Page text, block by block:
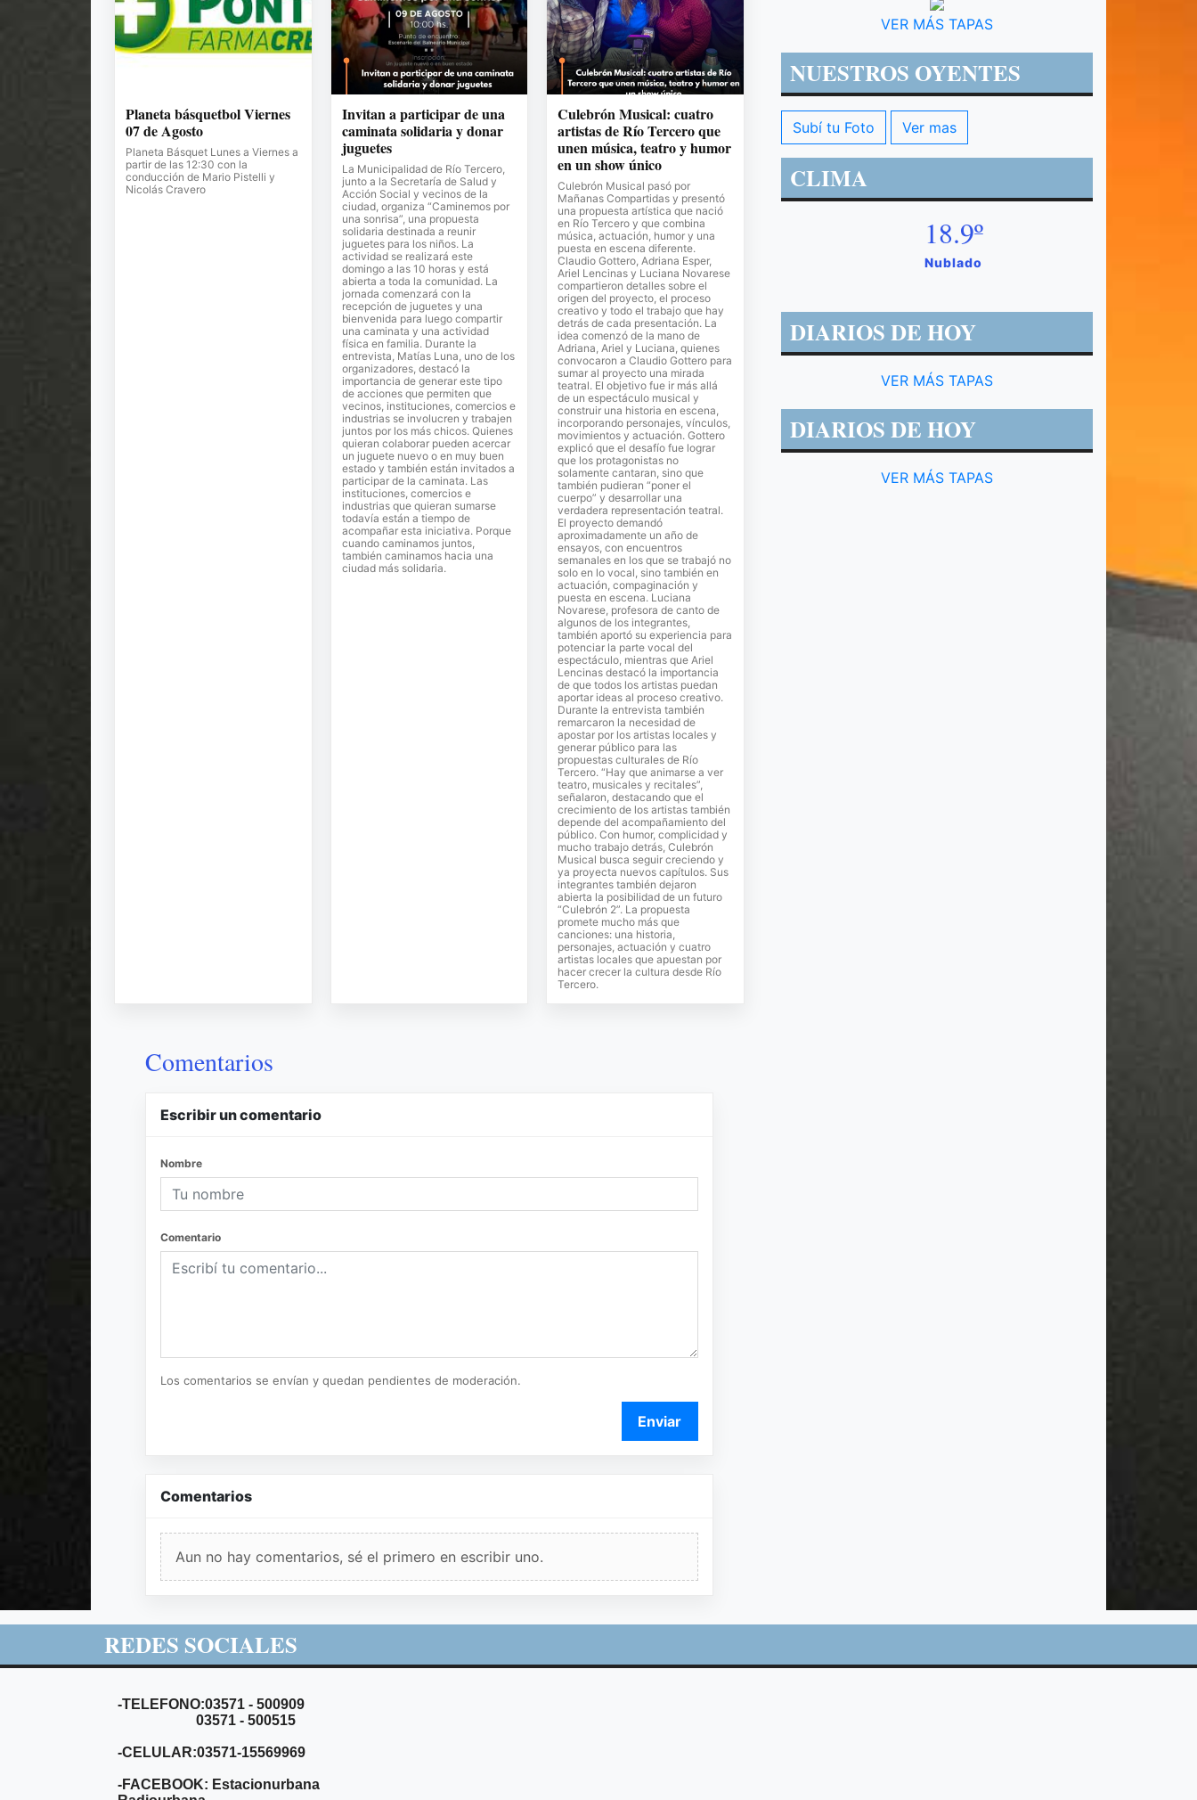
Planeta básquetbol Viernes
07 de Agosto
Planeta Básquet Lunes a Viernes a
partir de las 12:30 con la
conducción de Mario Pistelli y
Nicolás Cravero
Invitan a participar de una
caminata solidaria y donar
juguetes
La Municipalidad de Río Tercero,
junto a la Secretaría de Salud y
Acción Social y vecinos de la
ciudad, organiza “Caminemos por
una sonrisa”, una propuesta
solidaria destinada a reunir
juguetes para los niños. La
actividad se realizará este
domingo a las 10 horas y está
abierta a toda la comunidad. La
jornada comenzará con la
recepción de juguetes y una
bienvenida para luego compartir
una caminata y una actividad
física en familia. Durante la
entrevista, Matías Luna, uno de los
organizadores, destacó la
importancia de generar este tipo
de acciones que permiten que
vecinos, instituciones, comercios e
industrias se involucren y trabajen
juntos por los más chicos. Quienes
quieran colaborar pueden acercar
un juguete nuevo o en muy buen
estado y también están invitados a
participar de la caminata. Las
instituciones, comercios e
industrias que quieran sumarse
todavía están a tiempo de
acompañar esta iniciativa. Porque
cuando caminamos juntos,
también caminamos hacia una
ciudad más solidaria.
Culebrón Musical: cuatro
artistas de Río Tercero que
unen música, teatro y humor
en un show único
Culebrón Musical pasó por
Mañanas Compartidas y presentó
una propuesta artística que nació
en Río Tercero y que combina
música, actuación, humor y una
puesta en escena diferente.
Claudio Gottero, Adriana Esper,
Ariel Lencinas y Luciana Novarese
compartieron detalles sobre el
origen del proyecto, el proceso
creativo y todo el trabajo que hay
detrás de cada presentación. La
idea comenzó de la mano de
Adriana, Ariel y Luciana, quienes
convocaron a Claudio Gottero para
sumar al proyecto una mirada
teatral. El objetivo fue ir más allá
de un espectáculo musical y
construir una historia en escena,
incorporando personajes, vínculos,
movimientos y actuación. Gottero
explicó que el desafío fue lograr
que los protagonistas no
solamente cantaran, sino que
también pudieran “poner el
cuerpo” y desarrollar una
verdadera representación teatral.
El proyecto demandó
aproximadamente un año de
ensayos, con encuentros
semanales en los que se trabajó no
solo en lo vocal, sino también en
actuación, compaginación y
puesta en escena. Luciana
Novarese, profesora de canto de
algunos de los integrantes,
también aportó su experiencia para
potenciar la parte vocal del
espectáculo, mientras que Ariel
Lencinas destacó la importancia
de que todos los artistas puedan
aportar ideas al proceso creativo.
Durante la entrevista también
remarcaron la necesidad de
apostar por los artistas locales y
generar público para las
propuestas culturales de Río
Tercero. “Hay que animarse a ver
teatro, musicales y recitales”,
señalaron, destacando que el
crecimiento de los artistas también
depende del acompañamiento del
público. Con humor, complicidad y
mucho trabajo detrás, Culebrón
Musical busca seguir creciendo y
ya proyecta nuevos capítulos. Sus
integrantes también dejaron
abierta la posibilidad de un futuro
“Culebrón 2”. La propuesta
promete mucho más que
canciones: una historia,
personajes, actuación y cuatro
artistas locales que apuestan por
hacer crecer la cultura desde Río
Tercero.
Comentarios
Escribir un comentario
Nombre
Comentario
Los comentarios se envían y quedan pendientes de moderación.
Enviar
Comentarios
Aun no hay comentarios, sé el primero en escribir uno.
VER MÁS TAPAS
NUESTROS OYENTES
Subí tu Foto Ver mas
CLIMA
18.9º
Nublado
DIARIOS DE HOY
VER MÁS TAPAS
DIARIOS DE HOY
VER MÁS TAPAS
REDES SOCIALES
-TELEFONO:03571 - 500909
03571 - 500515
-CELULAR:03571-15569969
-FACEBOOK: Estacionurbana